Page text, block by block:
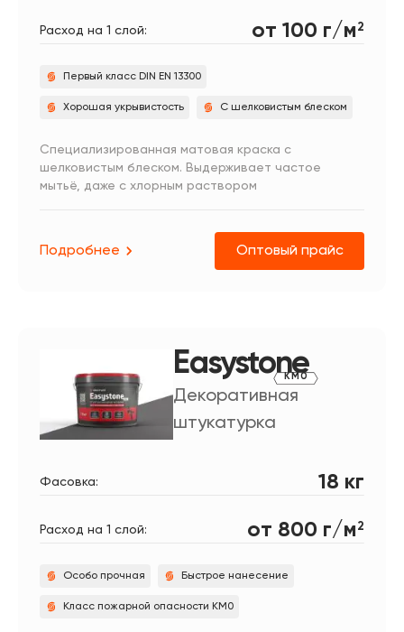
Расход на 1 слой: от 100 г/м 2
Первый класс DIN EN 13300
Хорошая укрывистость С шелковистым блеском
Специализированная матовая краска с
шелковистым блеском. Выдерживает частое
мытьё, даже с хлорным раствором
Подробнее Оптовый прайс
Easystone
КМ0
Декоративная
штукатурка
Фасовка: 18 кг
Расход на 1 слой: от 800 г/м 2
Особо прочная Быстрое нанесение
Класс пожарной опасности КМ0